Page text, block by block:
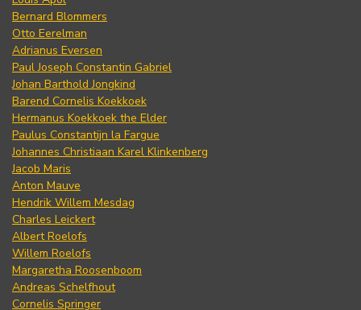
Bernard Blommers
Otto Eerelman
Adrianus Eversen
Paul Joseph Constantin Gabriel
Johan Barthold Jongkind
Barend Cornelis Koekkoek
Hermanus Koekkoek the Elder
Paulus Constantijn la Fargue
Johannes Christiaan Karel Klinkenberg
Jacob Maris
Anton Mauve
Hendrik Willem Mesdag
Charles Leickert
Albert Roelofs
Willem Roelofs
Margaretha Roosenboom
Andreas Schelfhout
Cornelis Springer